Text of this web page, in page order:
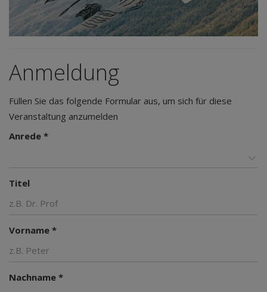
Anmeldung
Füllen Sie das folgende Formular aus, um sich für diese
Veranstaltung anzumelden
Anrede *
Titel
Vorname *
Nachname *